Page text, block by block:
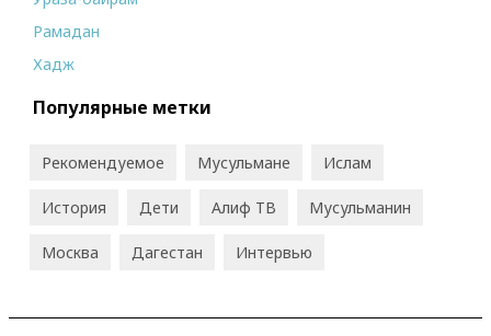
Рамадан
Хадж
Популярные метки
Рекомендуемое Мусульмане Ислам
История Дети Алиф ТВ Мусульманин
Москва Дагестан Интервью